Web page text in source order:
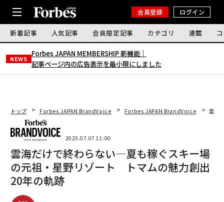
会員登録 ログイン
新着記事 人気記事 会員限定記事 カテゴリ 連載
NEWS
Forbes JAPAN MEMBERSHIP 新機能｜
記事ページ内の広告表示を最小限にしました
トップ Forbes JAPAN BrandVoice Forbes JAPAN BrandVoice 雲海
2025.07.07 11:00
雲海だけで終わらない—夏も稼ぐスキー場
の元祖・星野リゾート トマムの魅力創出
20年の軌跡